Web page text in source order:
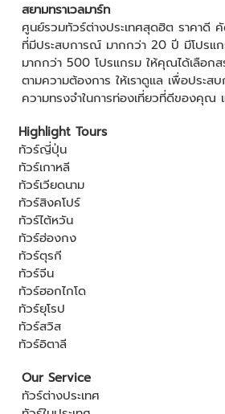
สยามทราเวลมาร์ท
ศูนย์รวมทัวร์ต่างประเทศสุดฮิต ราคาดี
ที่มีประสบการณ์ มากกว่า 20 ปี มีโปรแ
มากกว่า 500 โปรแกรม ให้คุณได้เลือก
ตามความต้องการ ให้เราดูแล เพื่อประส
ความทรงจำในการท่องเที่ยวที่ดีของคุ
Highlight Tours
ทัวร์ญี่ปุ่น
ทัวร์เกาหลี
ทัวร์เวียดนาม
ทัวร์สิงคโปร์
ทัวร์ไต้หวัน
ทัวร์ฮ่องกง
ทัวร์ตุรกี
ทัวร์จีน
ทัวร์ฮอกไกโด
ทัวร์ยุโรป
ทัวร์สวิส
ทัวร์อิตาลี
Our Service
ทัวร์ต่างประเทศ